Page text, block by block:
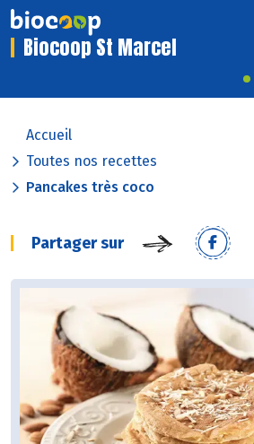
Biocoop St Marcel
Accueil
Toutes nos recettes
Pancakes très coco
Partager sur